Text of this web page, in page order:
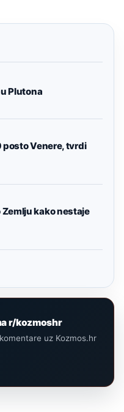
Plutona
Venere, tvrdi
kako nestaje
r/kozmoshr
uz Kozmos.hr